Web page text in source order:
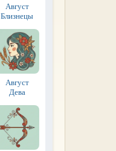
Август
Близнецы
Август
Дева